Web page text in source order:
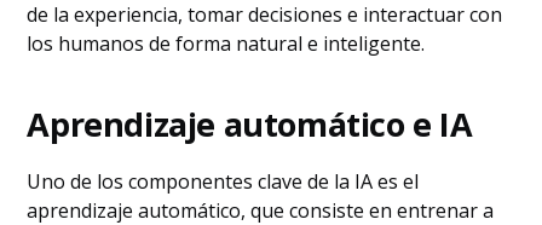
de la experiencia, tomar decisiones e interactuar con
los humanos de forma natural e inteligente.
Aprendizaje automático e IA
Uno de los componentes clave de la IA es el
aprendizaje automático, que consiste en entrenar a